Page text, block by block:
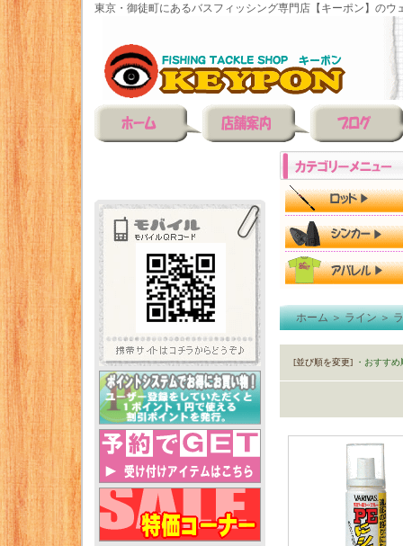
東京・御徒町にあるバスフィッシング専門店【キーポン】のウ
ホーム＞ライン＞
[並び順を変更] ・おすすめ